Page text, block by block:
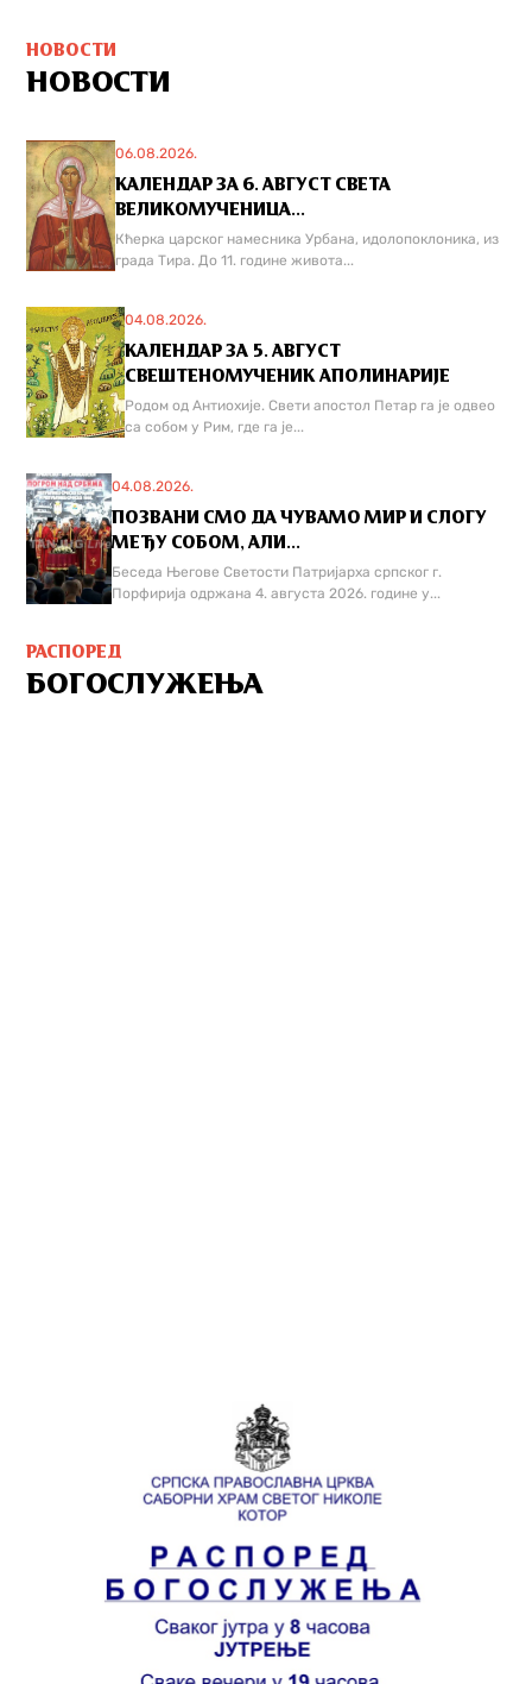
НОВОСТИ
НОВОСТИ
06.08.2026.
КАЛЕНДАР ЗА 6. АВГУСТ СВЕТА
ВЕЛИКОМУЧЕНИЦА...
Кћерка царског намесника Урбана, идолопоклоника, из
града Тира. До 11. године живота...
04.08.2026.
КАЛЕНДАР ЗА 5. АВГУСТ
СВЕШТЕНОМУЧЕНИК АПОЛИНАРИЈЕ
Родом од Антиохије. Свети апостол Петар га је одвео
са собом у Рим, где га је...
04.08.2026.
ПОЗВАНИ СМО ДА ЧУВАМО МИР И СЛОГУ
МЕЂУ СОБОМ, АЛИ...
Беседа Његове Светости Патријарха српског г.
Порфирија одржана 4. августа 2026. године у...
РАСПОРЕД
БОГОСЛУЖЕЊА